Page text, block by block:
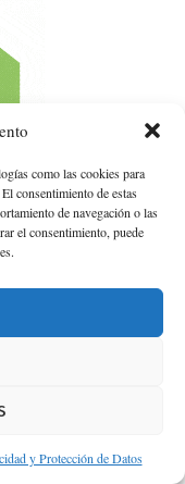
como las cookies para
consentimiento de estas
de navegación o las
el consentimiento, puede
y Protección de Datos